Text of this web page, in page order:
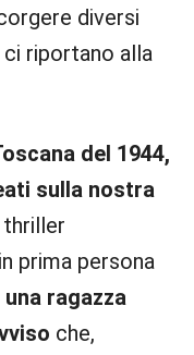
diversi
riportano alla
del 1944,
sulla nostra
thriller
prima persona
ragazza
che,